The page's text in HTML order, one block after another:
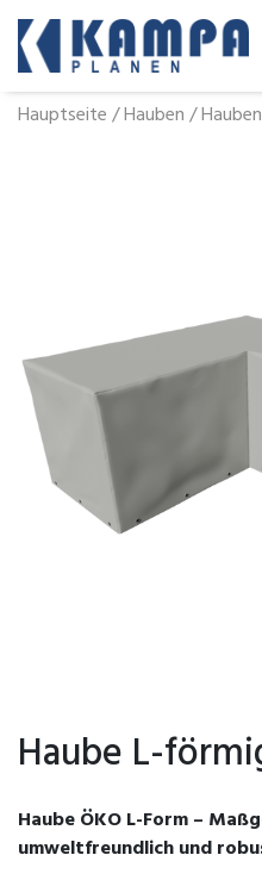
Hauptseite/Hauben/
Haube L-
Haube ÖKO L-Form –
umweltfreundlich und